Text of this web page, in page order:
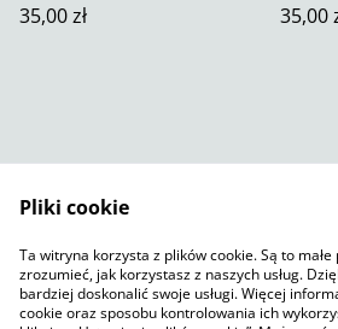
35,00 zł
35,00
Polityka prywatności
SumUp
Pliki cookie
Ta witryna korzysta z plików cookie. Są to
zrozumieć, jak korzystasz z naszych usług.
bardziej doskonalić swoje usługi. Więcej
cookie oraz sposobu kontrolowania ich